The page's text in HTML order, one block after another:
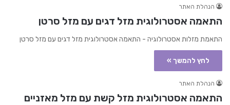
הנהלת האתר
התאמה אסטרולוגית מזל דגים עם מזל סרטן
התאמת מזלות אסטרולוגיה - התאמה אסטרולוגית מזל דגים עם מזל סרטן
לחץ להמשך »
הנהלת האתר
התאמה אסטרולוגית מזל קשת עם מזל מאזניים